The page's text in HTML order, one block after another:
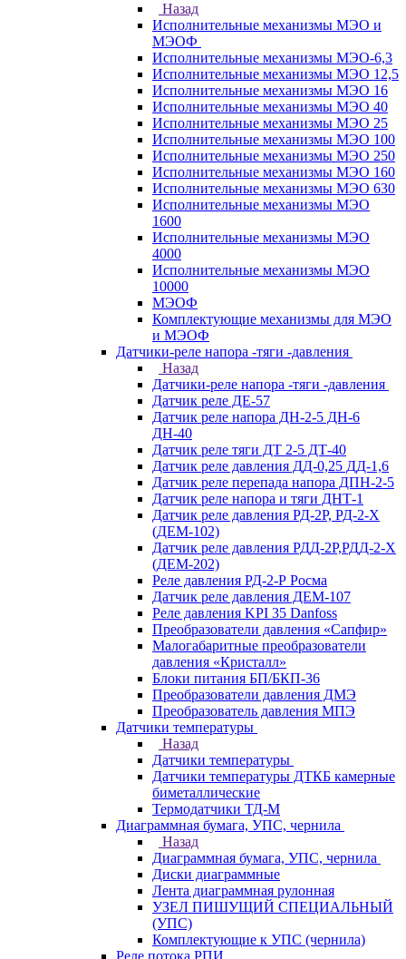
Назад
Исполнительные механизмы МЭО и
МЭОФ
Исполнительные механизмы МЭО-6,3
Исполнительные механизмы МЭО 12,5
Исполнительные механизмы МЭО 16
Исполнительные механизмы МЭО 40
Исполнительные механизмы МЭО 25
Исполнительные механизмы МЭО 100
Исполнительные механизмы МЭО 250
Исполнительные механизмы МЭО 160
Исполнительные механизмы МЭО 630
Исполнительные механизмы МЭО
1600
Исполнительные механизмы МЭО
4000
Исполнительные механизмы МЭО
10000
МЭОФ
Комплектующие механизмы для МЭО
и МЭОФ
Датчики-реле напора -тяги -давления
Назад
Датчики-реле напора -тяги -давления
Датчик реле ДЕ-57
Датчик реле напора ДН-2-5 ДН-6
ДН-40
Датчик реле тяги ДТ 2-5 ДТ-40
Датчик реле давления ДД-0,25 ДД-1,6
Датчик реле перепада напора ДПН-2-5
Датчик реле напора и тяги ДНТ-1
Датчик реле давления РД-2Р, РД-2-Х
(ДЕМ-102)
Датчик реле давления РДД-2Р,РДД-2-Х
(ДЕМ-202)
Реле давления РД-2-Р Росма
Датчик реле давления ДЕМ-107
Реле давления KPI 35 Danfoss
Преобразователи давления «Сапфир»
Малогабаритные преобразователи
давления «Кристалл»
Блоки питания БП/БКП-36
Преобразователи давления ДМЭ
Преобразователь давления МПЭ
Датчики температуры
Назад
Датчики температуры
Датчики температуры ДТКБ камерные
биметаллические
Термодатчики ТД-М
Диаграммная бумага, УПС, чернила
Назад
Диаграммная бумага, УПС, чернила
Диски диаграммные
Лента диаграммная рулонная
УЗЕЛ ПИШУЩИЙ СПЕЦИАЛЬНЫЙ
(УПС)
Комплектующие к УПС (чернила)
Реле потока РПИ